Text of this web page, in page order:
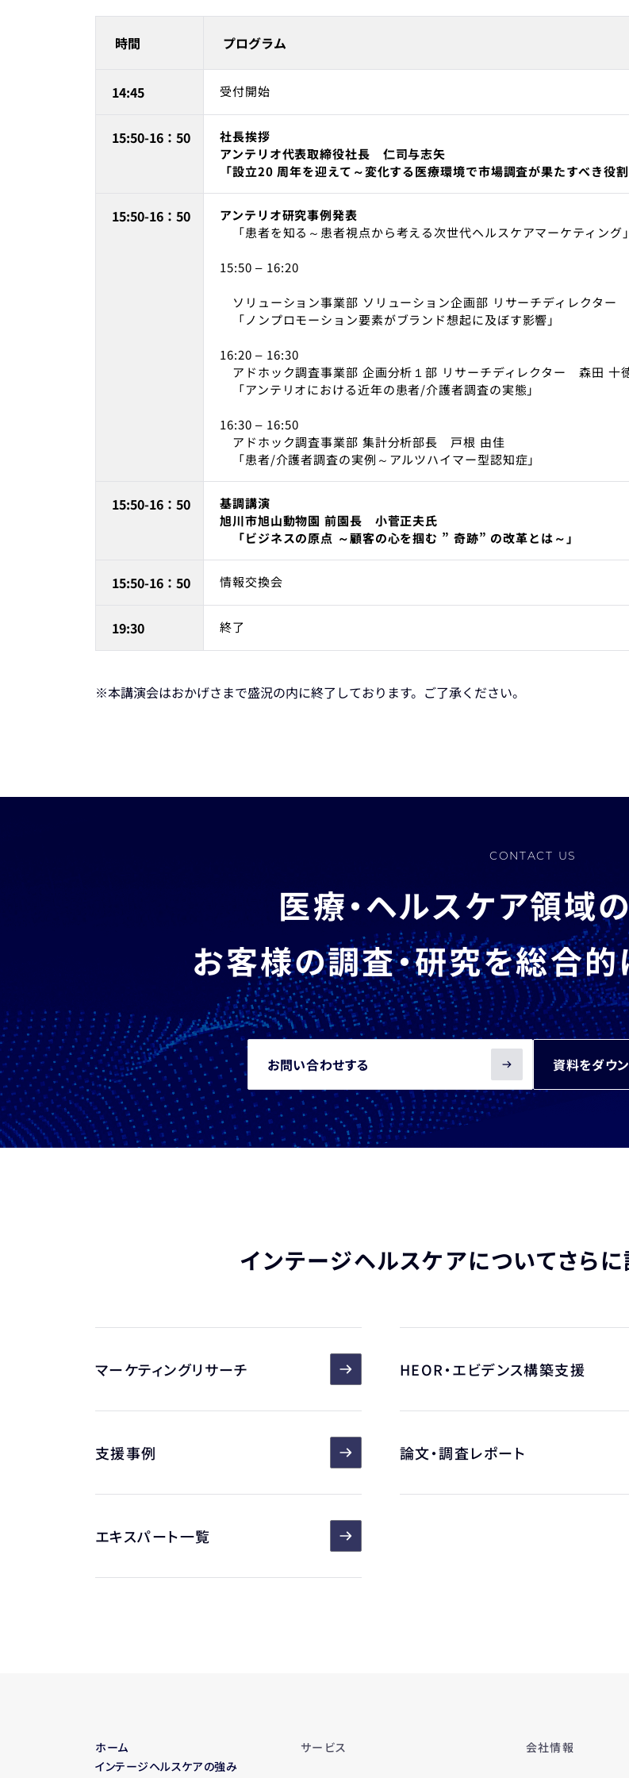
時間 プログラム
14:45 受付開始
15:50-16：50
社長挨拶
アンテリオ代表取締役社長 仁司与志矢
「設立20 周年を迎えて～変化する医療環境で市場調査が果たすべき役割
15:50-16：50
アンテリオ研究事例発表
「患者を知る～患者視点から考える次世代ヘルスケアマーケティング」
15:50 – 16:20
ソリューション事業部 ソリューション企画部 リサーチディレクター
「ノンプロモーション要素がブランド想起に及ぼす影響」
16:20 – 16:30
アドホック調査事業部 企画分析１部 リサーチディレクター 森田 十
「アンテリオにおける近年の患者/介護者調査の実態」
16:30 – 16:50
アドホック調査事業部 集計分析部長 戸根 由佳
「患者/介護者調査の実例～アルツハイマー型認知症」
15:50-16：50
基調講演
旭川市旭山動物園 前園長 小菅正夫氏
「ビジネスの原点 ～顧客の心を掴む ” 奇跡” の改革とは～」
15:50-16：50 情報交換会
19:30 終了
※本講演会はおかげさまで盛況の内に終了しております。ご了承ください。
CONTACT US
医療・ヘルスケア領域
お客様の調査・研究を総合
お問い合わせする 資料をダウ
インテージヘルスケアについてさら
マーケティングリサーチ HEOR・エビデンス構築支援
支援事例 論文・調査レポート
エキスパート一覧
ホーム
インテージヘルスケアの強み
サービス 会社情報